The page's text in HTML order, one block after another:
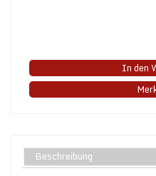
In den
Beschreibung